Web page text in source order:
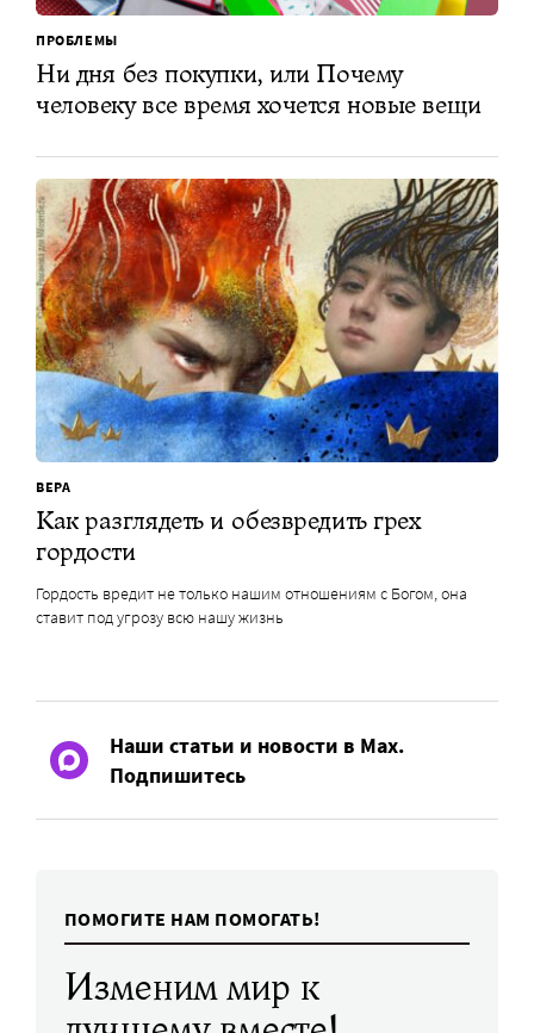
ПРОБЛЕМЫ
Ни дня без покупки, или Почему
человеку все время хочется новые вещи
ВЕРА
Как разглядеть и обезвредить грех
гордости
Гордость вредит не только нашим отношениям с Богом, она
ставит под угрозу всю нашу жизнь
Наши статьи и новости в Max.
Подпишитесь
ПОМОГИТЕ НАМ ПОМОГАТЬ!
Изменим мир к